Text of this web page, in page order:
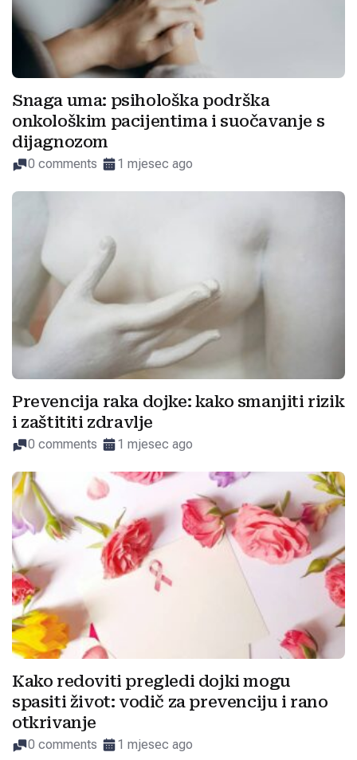
Snaga uma: psihološka podrška
onkološkim pacijentima i suočavanje s
dijagnozom
0 comments 1 mjesec ago
Prevencija raka dojke: kako smanjiti rizik
i zaštititi zdravlje
0 comments 1 mjesec ago
Kako redoviti pregledi dojki mogu
spasiti život: vodič za prevenciju i rano
otkrivanje
0 comments 1 mjesec ago